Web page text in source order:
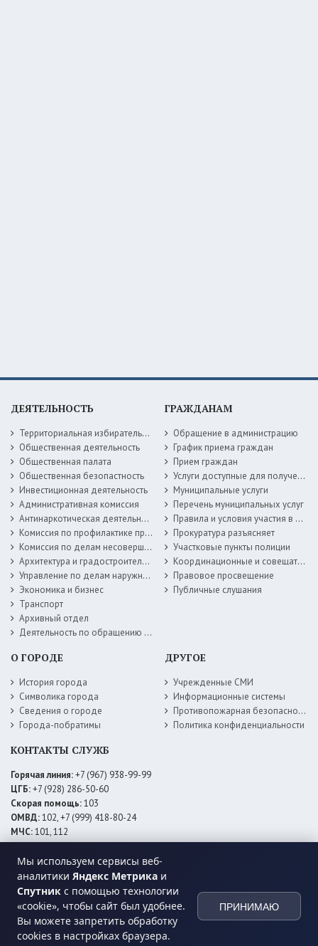
Мы используем сервисы веб-
аналитики Яндекс Метрика и
Спутник с помощью технологии
«cookie», чтобы сайт был удобнее.
Вы можете запретить обработку
cookies в настройках браузера.
ПРИНИМАЮ
ДЕЯТЕЛЬНОСТЬ
Территориальная избирательная комиссия
Общественная деятельность
Общественная палата
Общественная безопастность
Инвестиционная деятельность
Административная комиссия
Антинаркотическая деятельность
Комиссия по профилактике правонарушений
Комиссия по делам несовершеннолетних
Архитектура и градостроительство
Управление по делам наружной рекламы
Экономика и бизнес
Транспорт
Архивный отдел
Деятельность по обращению с животными без владельцев
ГРАЖДАНАМ
Обращение в администрацию
График приема граждан
Прием граждан
Услуги доступные для получения в электронной форме
Муниципальные услуги
Перечень муниципальных услуг
Правила и условия участия в жилищных программах
Прокуратура разъясняет
Участковые пункты полиции
Координационные и совещательные органы
Правовое просвещение
Публичные слушания
О ГОРОДЕ
История города
Символика города
Сведения о городе
Города-побратимы
ДРУГОЕ
Учрежденные СМИ
Информационные системы
Противопожарная безопасность
Политика конфиденциальности
КОНТАКТЫ СЛУЖБ
Горячая линия:+7 (967) 938-99-99
ЦГБ:+7 (928) 286-50-60
Скорая помощь:103
ОМВД:102, +7 (999) 418-80-24
МЧС:101, 112
ЕДДС:+7 (928) 576-09-83
Электросети:+7 (800) 220-02-20
Даггаз:+7 (928) 980-64-04
Горводоснаб: +7 (928) 559-59-74
Теплоснаб: +7 (928) 873-27-09
МФЦ:+7 (938) 777-82-44